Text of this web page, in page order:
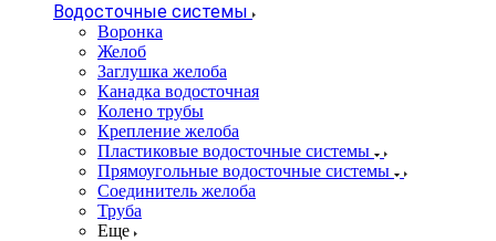
Водосточные системы
Воронка
Желоб
Заглушка желоба
Канадка водосточная
Колено трубы
Крепление желоба
Пластиковые водосточные системы
Прямоугольные водосточные системы
Соединитель желоба
Труба
Еще